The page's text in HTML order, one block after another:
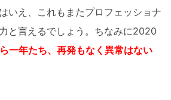
いえ、これもまたプロフェッショナ
と言えるでしょう。ちなみに2020
一年たち、再発もなく異常はない